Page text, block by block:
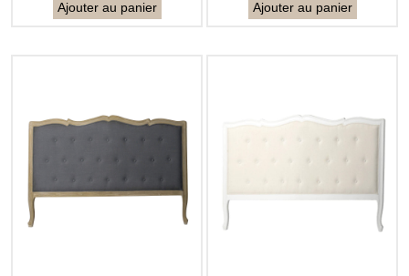
Ajouter au panier Ajouter au panier